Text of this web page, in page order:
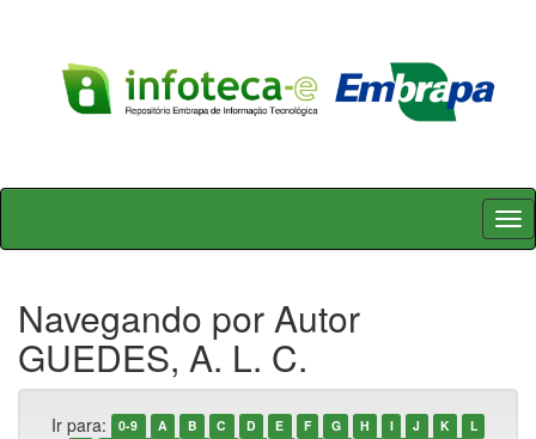
Skip
Navegando por Autor
GUEDES, A. L. C.
Ir para: 0-9 A B C D E F G H I J K
L